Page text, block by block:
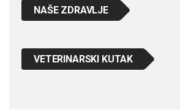
NAŠE ZDRAVLJE
VETERINARSKI KUTAK